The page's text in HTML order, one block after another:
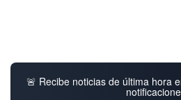
🚨 Recibe noticias de última hora